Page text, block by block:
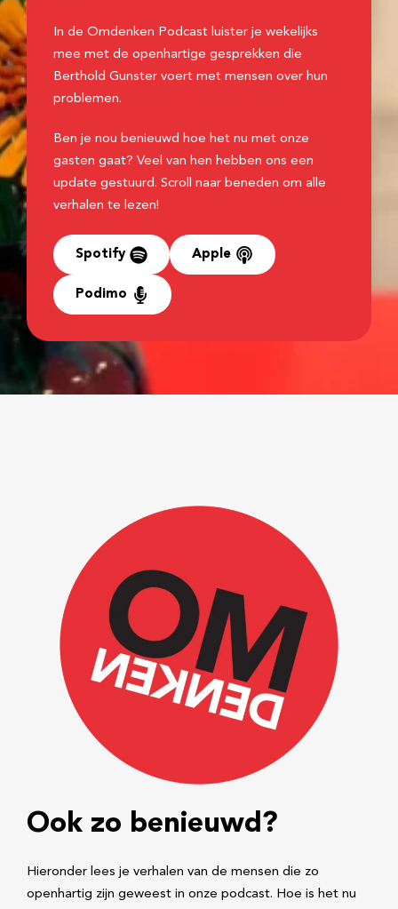
In de Omdenken Podcast luister je wekelijks
mee met de openhartige gesprekken die
Berthold Gunster voert met mensen over hun
problemen.
Ben je nou benieuwd hoe het nu met onze
gasten gaat? Veel van hen hebben ons een
update gestuurd. Scroll naar beneden om alle
verhalen te lezen!
Spotify Apple
Podimo
Ook zo benieuwd?
Hieronder lees je verhalen van de mensen die zo
openhartig zijn geweest in onze podcast. Hoe is het nu